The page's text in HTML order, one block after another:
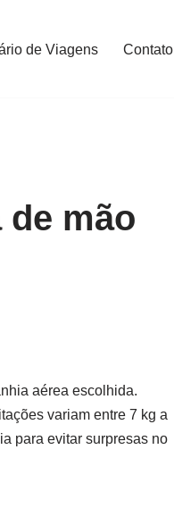
de Viagens Contato
mão
aérea escolhida.
variam entre 7 kg a
para evitar surpresas no